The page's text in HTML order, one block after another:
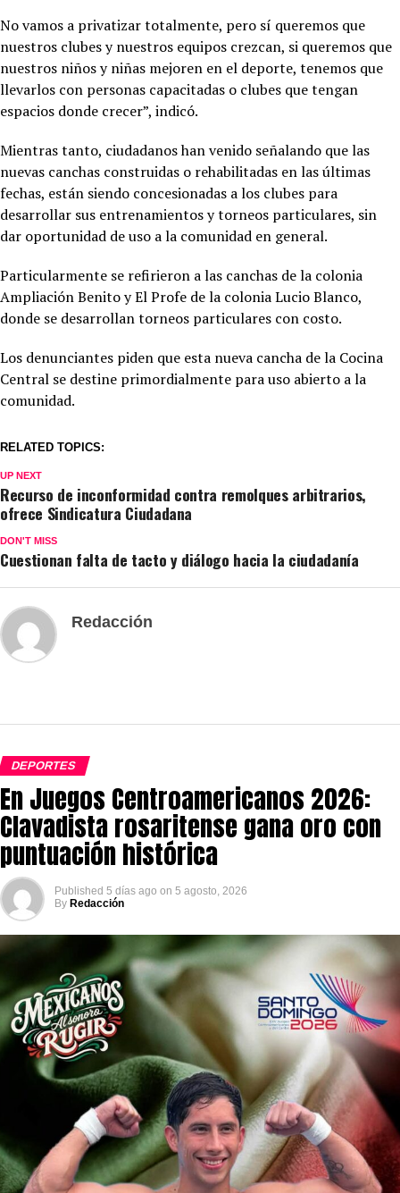
No vamos a privatizar totalmente, pero sí queremos que
nuestros clubes y nuestros equipos crezcan, si queremos que
nuestros niños y niñas mejoren en el deporte, tenemos que
llevarlos con personas capacitadas o clubes que tengan
espacios donde crecer”, indicó.
Mientras tanto, ciudadanos han venido señalando que las
nuevas canchas construidas o rehabilitadas en las últimas
fechas, están siendo concesionadas a los clubes para
desarrollar sus entrenamientos y torneos particulares, sin
dar oportunidad de uso a la comunidad en general.
Particularmente se refirieron a las canchas de la colonia
Ampliación Benito y El Profe de la colonia Lucio Blanco,
donde se desarrollan torneos particulares con costo.
Los denunciantes piden que esta nueva cancha de la Cocina
Central se destine primordialmente para uso abierto a la
comunidad.
RELATED TOPICS:
UP NEXT
Recurso de inconformidad contra remolques arbitrarios,
ofrece Sindicatura Ciudadana
DON'T MISS
Cuestionan falta de tacto y diálogo hacia la ciudadanía
Redacción
DEPORTES
En Juegos Centroamericanos 2026:
Clavadista rosaritense gana oro con
puntuación histórica
Published 5 días ago on 5 agosto, 2026
By Redacción